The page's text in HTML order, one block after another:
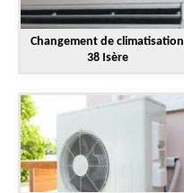
Changement de climatisation
38 Isère